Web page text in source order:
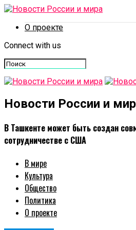
О проекте
Connect with us
Новости России и
В Ташкенте может быть создан
сотрудничестве с США
В мире
Культура
Общество
Политика
О проекте